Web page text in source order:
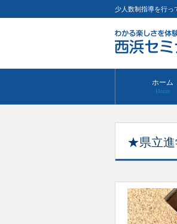
少人数制指導を行っ
ホーム
Home
★県立進